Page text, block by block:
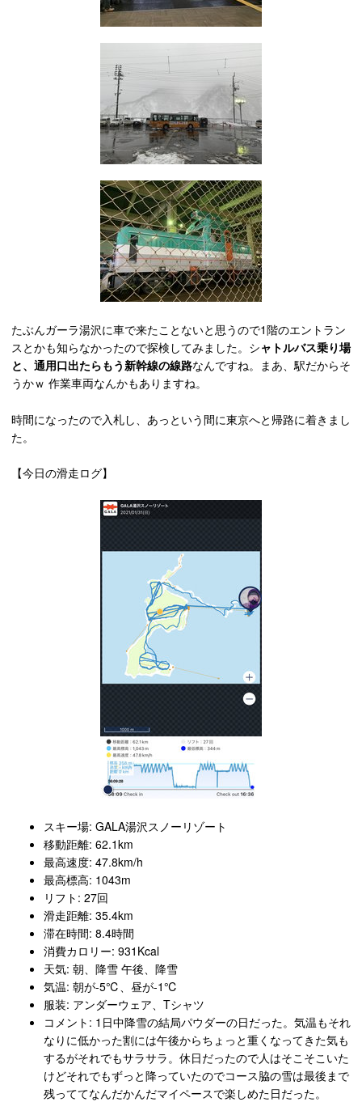
たぶんガーラ湯沢に車で来たことないと思うので1階のエントラン
スとかも知らなかったので探検してみました。シャトルバス乗り場
と、通用口出たらもう新幹線の線路なんですね。まあ、駅だからそ
うかｗ 作業車両なんかもありますね。
時間になったので入札し、あっという間に東京へと帰路に着きまし
た。
【今日の滑走ログ】
スキー場: GALA湯沢スノーリゾート
移動距離: 62.1km
最高速度: 47.8km/h
最高標高: 1043m
リフト: 27回
滑走距離: 35.4km
滞在時間: 8.4時間
消費カロリー: 931Kcal
天気: 朝、降雪 午後、降雪
気温: 朝が-5℃、昼が-1℃
服装: アンダーウェア、Tシャツ
コメント: 1日中降雪の結局パウダーの日だった。気温もそれ
なりに低かった割には午後からちょっと重くなってきた気も
するがそれでもサラサラ。休日だったので人はそこそこいた
けどそれでもずっと降っていたのでコース脇の雪は最後まで
残っててなんだかんだマイペースで楽しめた日だった。